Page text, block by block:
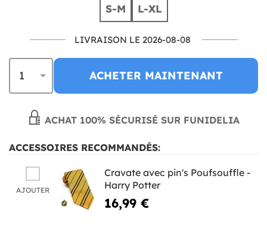
S-M L-XL
LIVRAISON LE 2026-08-08
ACHETER MAINTENANT
ACHAT 100% SÉCURISÉ SUR FUNIDELIA
ACCESSOIRES RECOMMANDÉS:
AJOUTER
Cravate avec pin's Poufsouffle -
Harry Potter
16,99 €